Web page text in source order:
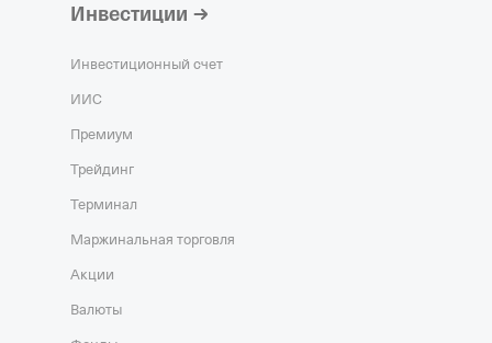
Инвестиции
Инвестиционный счет
ИИС
Премиум
Трейдинг
Терминал
Маржинальная торговля
Акции
Валюты